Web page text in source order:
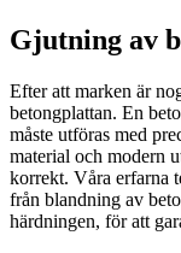
Gjutning av
Efter att marken är
betongplattan. En
måste utföras med
material och modern
korrekt. Våra erfarna
från blandning av
härdningen, för att